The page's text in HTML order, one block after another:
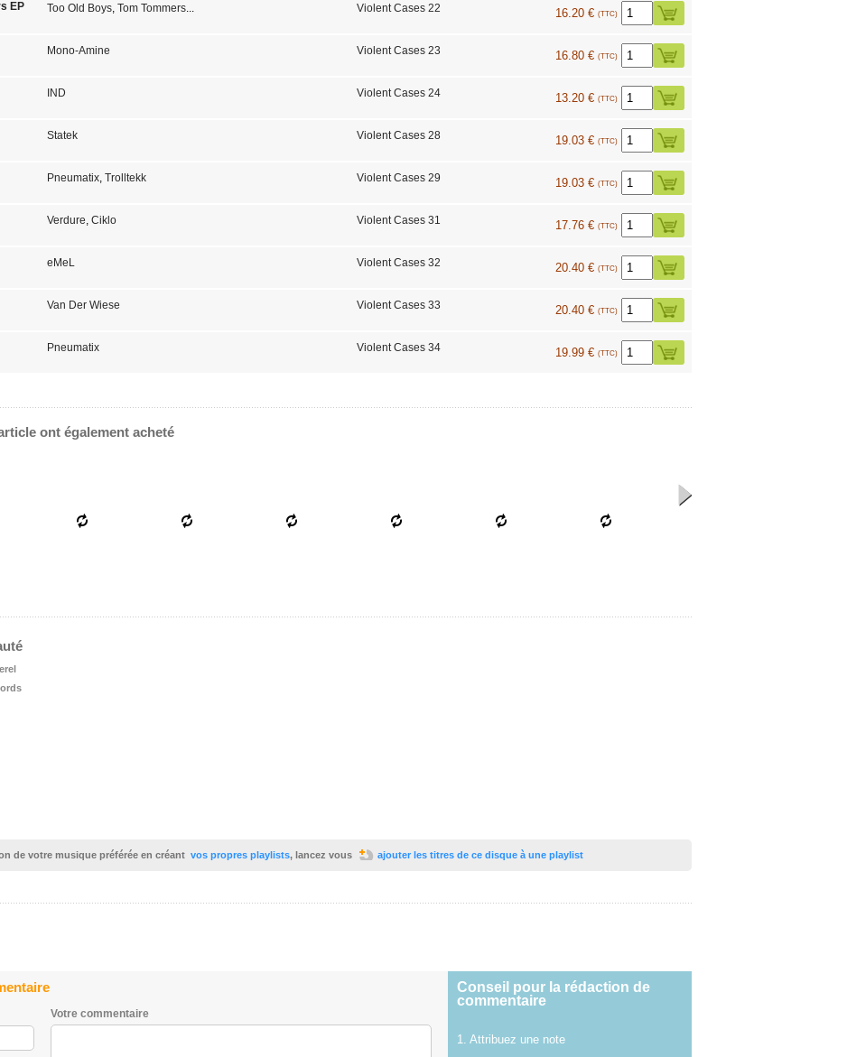
EP
Too Old Boys, Tom Tommers... Violent Cases 22 16.20 € (TTC)
Mono-Amine Violent Cases 23 16.80 € (TTC)
IND Violent Cases 24 13.20 € (TTC)
Statek Violent Cases 28 19.03 € (TTC)
Pneumatix, Trolltekk Violent Cases 29 19.03 € (TTC)
Verdure, Ciklo Violent Cases 31 17.76 € (TTC)
eMeL Violent Cases 32 20.40 € (TTC)
Van Der Wiese Violent Cases 33 20.40 € (TTC)
Pneumatix Violent Cases 34 19.99 € (TTC)
ont également acheté
de votre musique préférée en créant vos propres playlists, lancez vous ajouter les titres de ce disque à une playlist
Votre commentaire
Conseil pour la rédaction de
commentaire
1. Attribuez une note